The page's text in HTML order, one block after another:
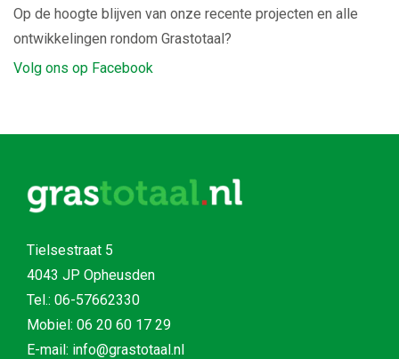
Op de hoogte blijven van onze recente projecten en alle
ontwikkelingen rondom Grastotaal?
Volg ons op Facebook
Tielsestraat 5
4043 JP Opheusden
Tel.: 06-57662330
Mobiel: 06 20 60 17 29
E-mail: info@grastotaal.nl